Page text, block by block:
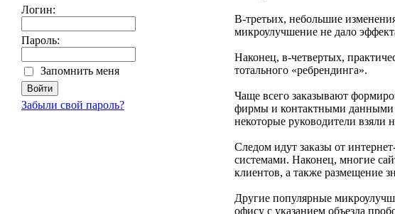
Логин:
Пароль:
Запомнить меня
Забыли свой пароль?
В-третьих, небольшие
микроулучшение не дало
Наконец, в-четвертых,
тотального «ребрендинга».
Чаще всего заказывают
фирмы и контактными данными
некоторые руководители взяли
Следом идут заказы от
системами. Наконец, многие
клиентов, а также размещение
Другие популярные
офису с указанием объезда